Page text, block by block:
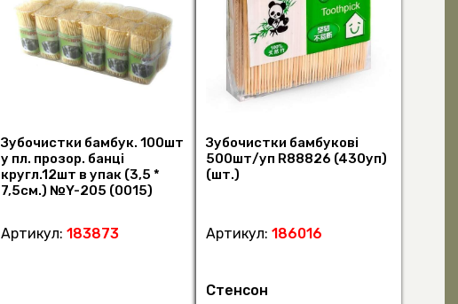
Зубочистки бамбук. 100шт
у пл. прозор. банці
кругл.12шт в упак (3,5 *
7,5см.) №Y-205 (0015)
Артикул: 183873
Зубочистки бамбукові
500шт/уп R88826 (430уп)
(шт.)
Артикул:186016
Стенсон